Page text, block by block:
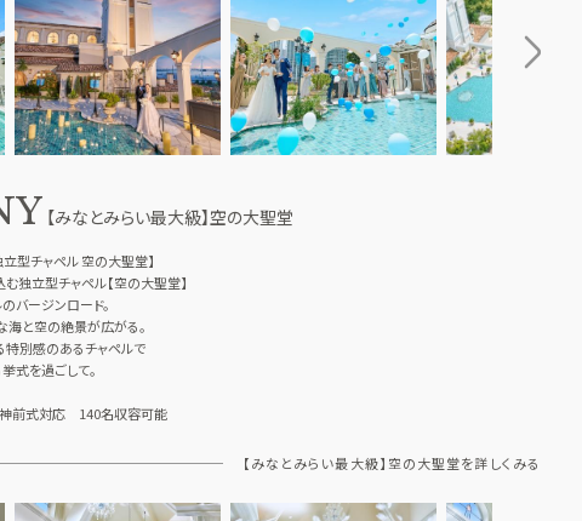
料理
CONCEPT
コンセプト
ACCESS
GUEST
ご列席者の皆さまへ
SUPPORT
お手伝い
【みなとみらい最大級】空の大聖堂
型チャペル 空の大聖堂】
独立型チャペル【空の大聖堂】
バージンロード。
と空の絶景が広がる。
特別感のあるチャペルで
式を過ごして。
前式対応 140名収容可能
【みなとみらい最大級】空の大聖堂を詳しくみる